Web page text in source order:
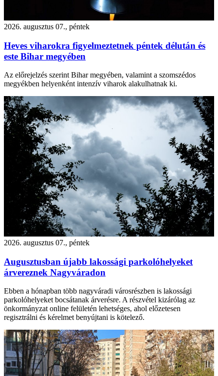
2026. augusztus 07., péntek
Heves viharokra figyelmeztetnek péntek délután és
este Bihar megyében
Az előrejelzés szerint Bihar megyében, valamint a szomszédos
megyékben helyenként intenzív viharok alakulhatnak ki.
2026. augusztus 07., péntek
Augusztusban újabb lakossági parkolóhelyeket
árvereznek Nagyváradon
Ebben a hónapban több nagyváradi városrészben is lakossági
parkolóhelyeket bocsátanak árverésre. A részvétel kizárólag az
önkormányzat online felületén lehetséges, ahol előzetesen
regisztrálni és kérelmet benyújtani is kötelező.